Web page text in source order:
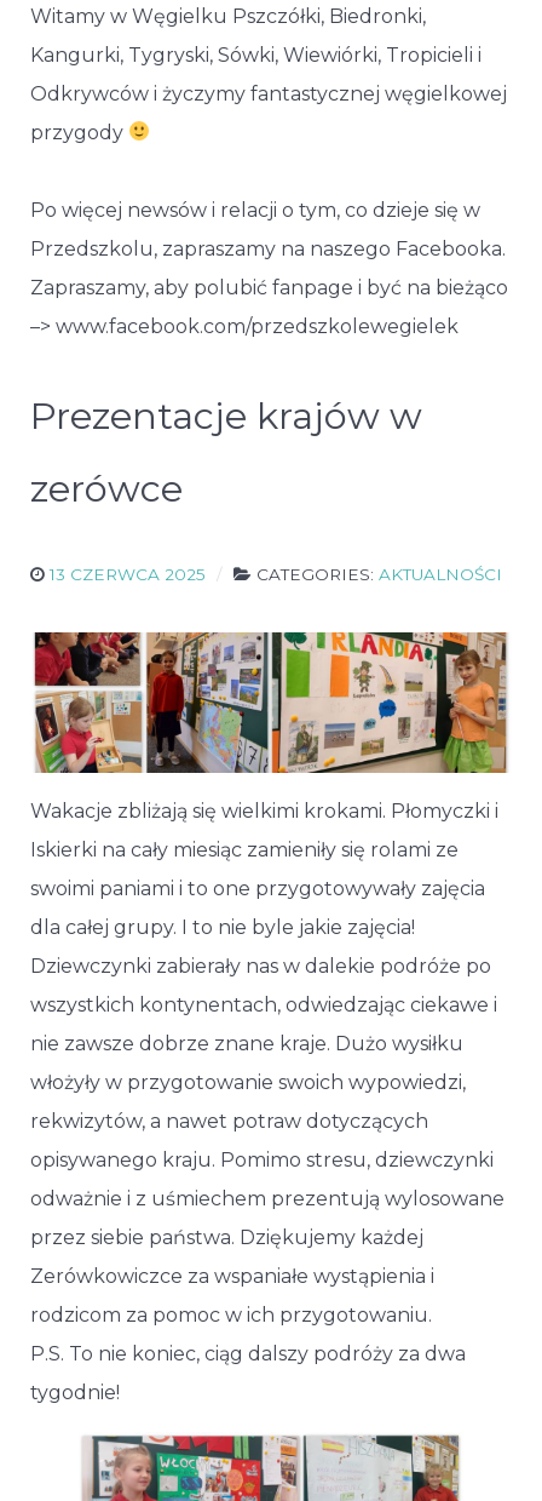
Witamy w Węgielku Pszczółki, Biedronki,
Kangurki, Tygryski, Sówki, Wiewiórki, Tropicieli i
Odkrywców i życzymy fantastycznej węgielkowej
przygody
Po więcej newsów i relacji o tym, co dzieje się w
Przedszkolu, zapraszamy na naszego Facebooka.
Zapraszamy, aby polubić fanpage i być na bieżąco
–> www.facebook.com/przedszkolewegielek
Prezentacje krajów w
zerówce
13 CZERWCA 2025 CATEGORIES: AKTUALNOŚCI
Wakacje zbliżają się wielkimi krokami. Płomyczki i
Iskierki na cały miesiąc zamieniły się rolami ze
swoimi paniami i to one przygotowywały zajęcia
dla całej grupy. I to nie byle jakie zajęcia!
Dziewczynki zabierały nas w dalekie podróże po
wszystkich kontynentach, odwiedzając ciekawe i
nie zawsze dobrze znane kraje. Dużo wysiłku
włożyły w przygotowanie swoich wypowiedzi,
rekwizytów, a nawet potraw dotyczących
opisywanego kraju. Pomimo stresu, dziewczynki
odważnie i z uśmiechem prezentują wylosowane
przez siebie państwa. Dziękujemy każdej
Zerówkowiczce za wspaniałe wystąpienia i
rodzicom za pomoc w ich przygotowaniu.
P.S. To nie koniec, ciąg dalszy podróży za dwa
tygodnie!